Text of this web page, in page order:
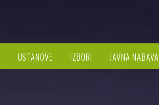
USTANOVE IZBORI JAVNA NABAVA